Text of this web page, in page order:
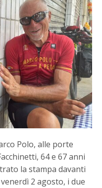
Polo, alle porte
64 e 67 anni
la stampa davanti
2 agosto, i due